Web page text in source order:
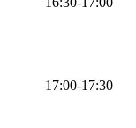
17:00-17:30